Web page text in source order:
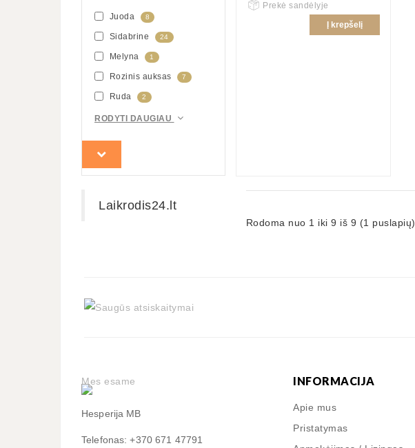
Juoda 8
Sidabrine 24
Melyna 1
Rozinis auksas 7
Ruda 2
RODYTI DAUGIAU
Laikrodis24.lt
Prekė sandėlyje
Į krepšelį
Rodoma nuo 1 iki 9 iš 9 (1 puslapių)
Mes esame
Hesperija MB
Telefonas: +370 671 47791
INFORMACIJA
Apie mus
Pristatymas